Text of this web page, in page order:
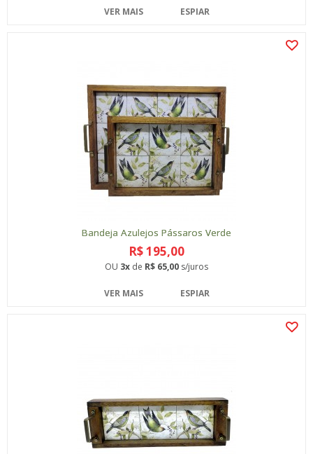
VER MAIS ESPIAR
Bandeja Azulejos Pássaros Verde
R$ 195,00
OU 3x de R$ 65,00 s/juros
VER MAIS ESPIAR